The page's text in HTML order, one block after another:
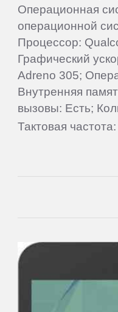
Операционная
операционной
Процессор:
Графический
Adreno 305;
Внутренняя
вызовы: Есть;
Тактовая
Mann
MEIZU
Micromax
Nokia